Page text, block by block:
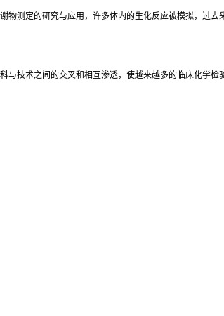
测定的研究与应用，许多体内的生化反应被模拟，过去
技术之间的交叉和相互渗透，使越来越多的临床化学检